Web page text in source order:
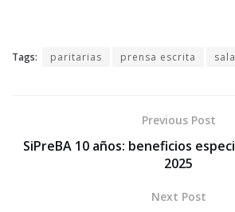
Tags: paritarias prensa escrita
Previous Post
SiPreBA 10 años: beneficios
2025
Next Post